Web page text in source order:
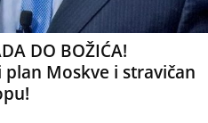
DO BOŽIĆA!
Moskve i stravičan